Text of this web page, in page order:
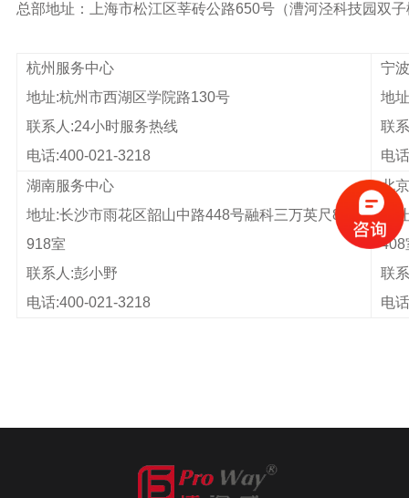
总部地址： 上海市松江区莘砖公路650号（漕河泾科技园
杭州服务中心
地址:杭州市西湖区学院路130号
联系人:24小时服务热线
电话:400-021-3218
宁
地
联
电
湖南服务中心
地址:长沙市雨花区韶山中路448号融科三万英尺8栋
918室
联系人:彭小野
电话:400-021-3218
北
地
408
联
电